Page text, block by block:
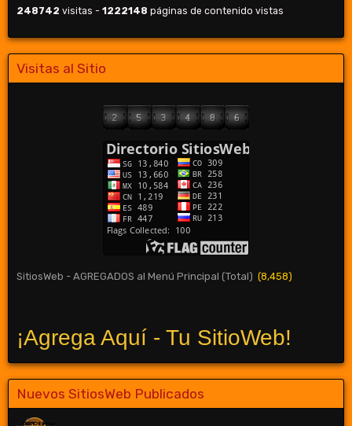
248742 visitas - 1222148 páginas de contenido vistas
Visitas al Sitio
SitiosWeb - AGREGADOS al Menú Principal (Total) (8,458)
¡Agrega Aquí - Tu SitioWeb!
Nuevos SitiosWeb Publicados